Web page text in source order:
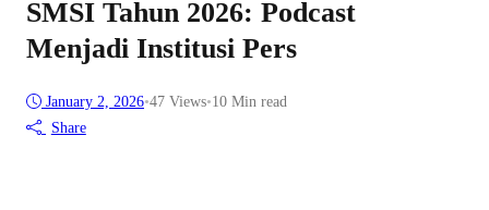
SMSI Tahun 2026: Podcast
Menjadi Institusi Pers
January 2, 2026•47 Views•10 Min read
Share